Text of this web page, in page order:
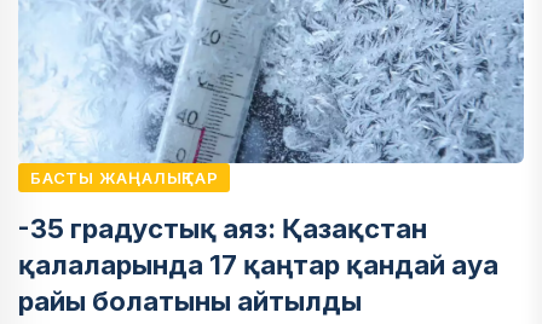
БАСТЫ ЖАҢАЛЫҚТАР
-35 градустық аяз: Қазақстан
қалаларында 17 қаңтар қандай ауа
райы болатыны айтылды